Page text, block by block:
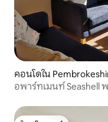
คอนโดใน
อพาร์ทเมนท์ Seashell